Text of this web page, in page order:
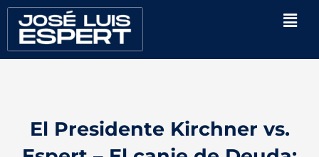
contenido
El Presidente Kirchner vs.